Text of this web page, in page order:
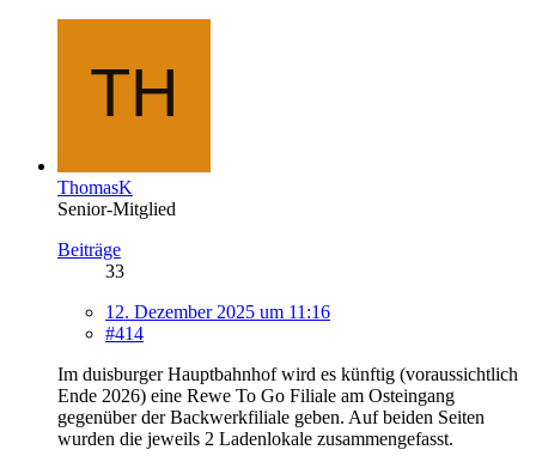
ThomasK
Senior-Mitglied
Beiträge
33
12. Dezember 2025 um 11:16
#414
Im duisburger Hauptbahnhof wird es künftig (voraussichtlich
Ende 2026) eine Rewe To Go Filiale am Osteingang
gegenüber der Backwerkfiliale geben. Auf beiden Seiten
wurden die jeweils 2 Ladenlokale zusammengefasst.